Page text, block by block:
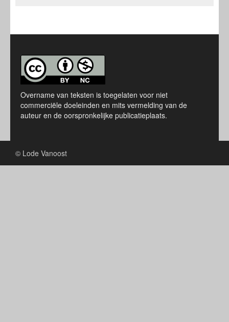
Overname van teksten is toegelaten voor niet
commerciële doeleinden en mits vermelding van de
auteur en de oorspronkelijke publicatieplaats.
© Lode Vanoost